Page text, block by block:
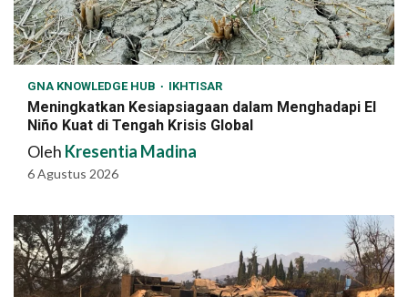
GNA KNOWLEDGE HUB IKHTISAR
Meningkatkan Kesiapsiagaan dalam Menghadapi El
Niño Kuat di Tengah Krisis Global
Oleh Kresentia Madina
6 Agustus 2026